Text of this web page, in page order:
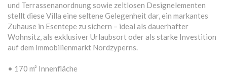
und Terrassenanordnung sowie zeitlosen Designelementen
stellt diese Villa eine seltene Gelegenheit dar, ein markantes
Zuhause in Esentepe zu sichern – ideal als dauerhafter
Wohnsitz, als exklusiver Urlaubsort oder als starke Investition
auf dem Immobilienmarkt Nordzyperns.
• 170 m² Innenfläche